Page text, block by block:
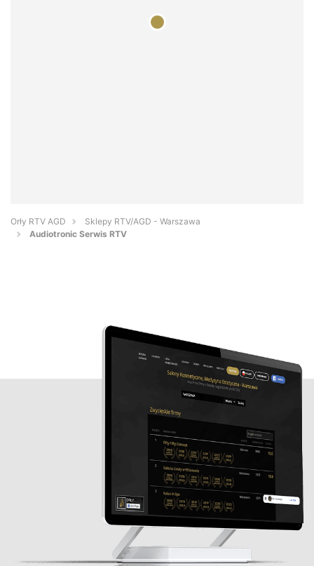
Orły RTV AGD
Sklepy RTV/AGD - Warszawa
Audiotronic Serwis RTV